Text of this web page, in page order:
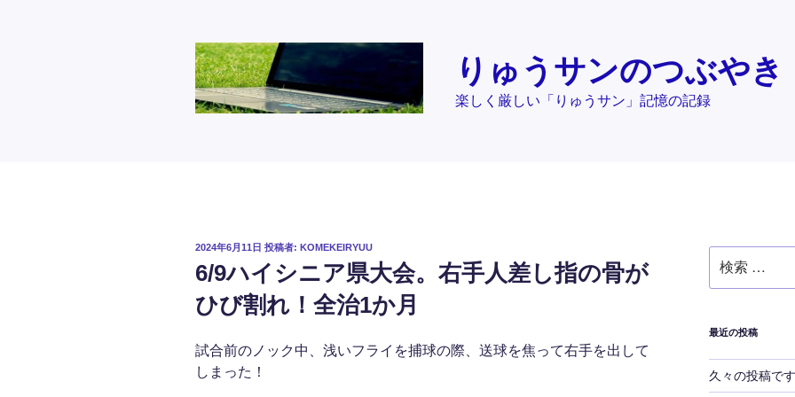
りゅうサンのつぶやき
楽しく厳しい「りゅうサン」記憶の記録
投
日:
2024年6月11日 投稿者: KOMEKEIRYUU
6/9ハイシニア県大会。右手人差し指の骨が
ひび割れ！全治1か月
試合前のノック中、浅いフライを捕球の際、送球を焦って右手を出して
しまった！
索:
最近の投稿
久々の投稿です